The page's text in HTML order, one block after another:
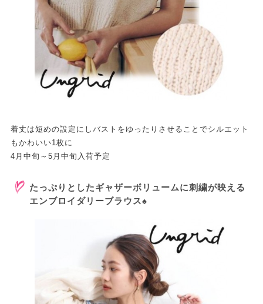
着丈は短めの設定にしバストをゆったりさせることでシルエット
もかわいい1枚に
4月中旬～5月中旬入荷予定
たっぷりとしたギャザーボリュームに刺繍が映える
エンブロイダリーブラウス♠